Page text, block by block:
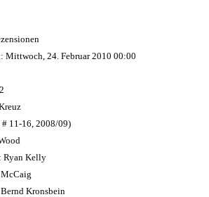
Mittwoch, 24. Februar 2010 00:00
# 11-16, 2008/09)
Ryan Kelly
McCaig
Kronsbein